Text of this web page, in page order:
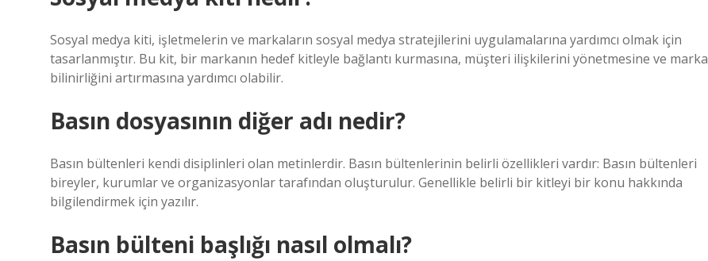
Sosyal medya kiti, işletmelerin ve markaların sosyal medya stratejilerini uygulamalarına yardımcı olmak için
tasarlanmıştır. Bu kit, bir markanın hedef kitleyle bağlantı kurmasına, müşteri ilişkilerini yönetmesine ve marka
bilinirliğini artırmasına yardımcı olabilir.
Basın dosyasının diğer adı nedir?
Basın bültenleri kendi disiplinleri olan metinlerdir. Basın bültenlerinin belirli özellikleri vardır: Basın bültenleri
bireyler, kurumlar ve organizasyonlar tarafından oluşturulur. Genellikle belirli bir kitleyi bir konu hakkında
bilgilendirmek için yazılır.
Basın bülteni başlığı nasıl olmalı?